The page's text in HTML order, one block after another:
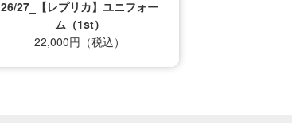
26/27_【レプリカ】ユニフォー
ム（1st）
22,000円（税込）